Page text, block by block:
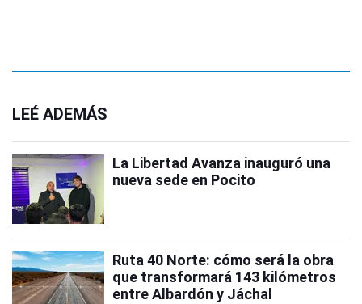
LEÉ ADEMÁS
La Libertad Avanza inauguró una
nueva sede en Pocito
Ruta 40 Norte: cómo será la obra
que transformará 143 kilómetros
entre Albardón y Jáchal